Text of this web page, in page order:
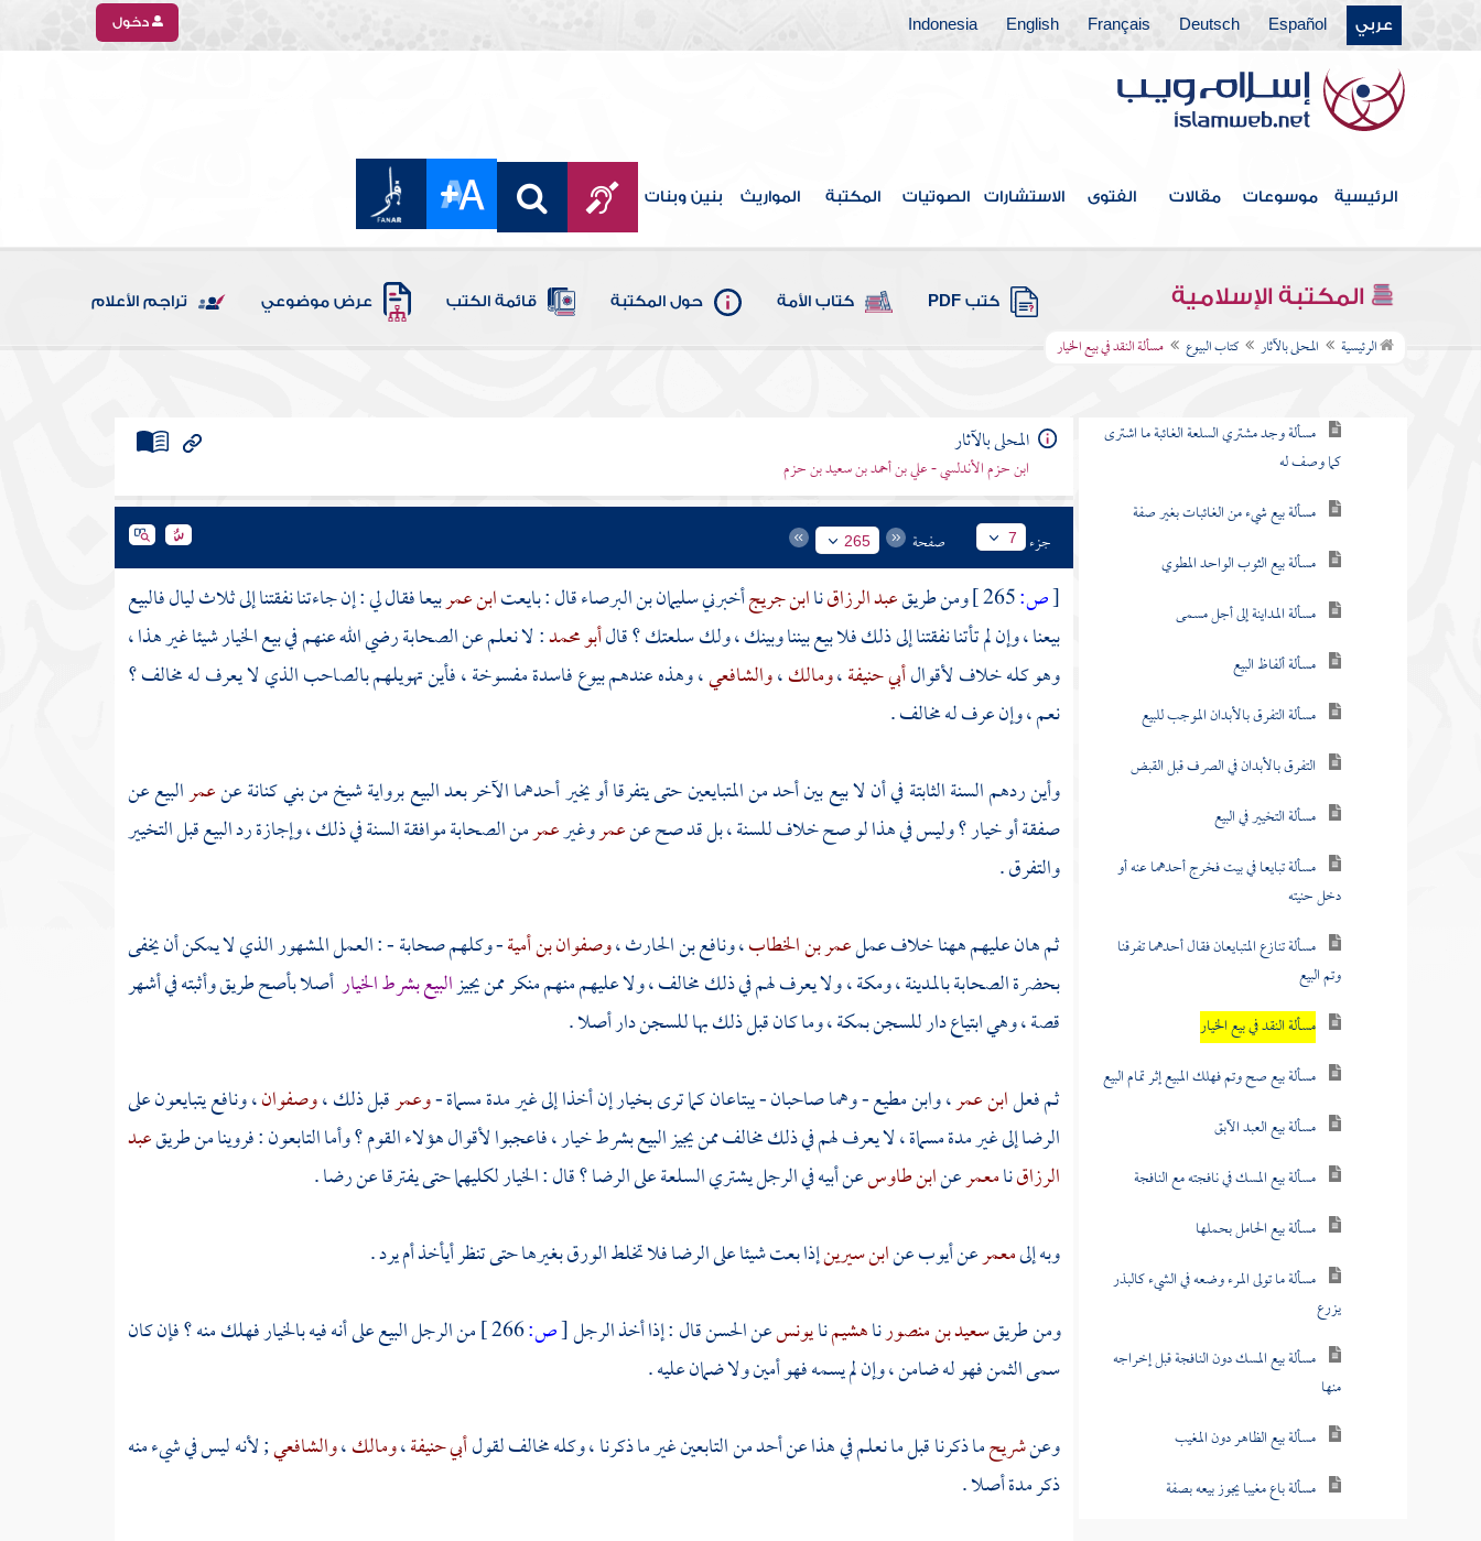
عربي Español
Deutsch
Français
English
Indonesia دخول
الرئيسية موسوعات مقالات الفتوى الاستشارات الصوتيات المكتبة المواريث بنين وبنات
المكتبة الإسلامية كتب PDF كتاب الأمة حول المكتبة قائمة الكتب عرض موضوعي تراجم الأعلام
الرئيسية المحلى بالآثار كتاب البيوع مسألة النقد في بيع الخيار
كتاب الإقرار
كتاب اللقطة والضالة والآبق
كتاب اللقيط
كتاب الوديعة
كتاب الحجر
كتاب الإكراه
كتاب البيوع
مسألة وجد مشتري السلعة الغائبة ما اشترى
كما وصف له
مسألة بيع شيء من الغائبات بغير صفة
مسألة بيع الثوب الواحد المطوي
مسألة المداينة إلى أجل مسمى
مسألة ألفاظ البيع
مسألة التفرق بالأبدان الموجب للبيع
التفرق بالأبدان في الصرف قبل القبض
مسألة التخيير في البيع
مسألة تبايعا في بيت فخرج أحدهما عنه أو
دخل حنيته
مسألة تنازع المتبايعان فقال أحدهما تفرقنا
وتم البيع
مسألة النقد في بيع الخيار
مسألة بيع صح وتم فهلك المبيع إثر تمام البيع
مسألة بيع العبد الآبق
مسألة بيع المسك في نافجته مع النافجة
مسألة بيع الحامل بحملها
مسألة ما تولى المرء وضعه في الشيء كالبذر
يزرع
مسألة بيع المسك دون النافجة قبل إخراجه
منها
مسألة بيع الظاهر دون المغيب
مسألة باع مغيبا يجوز بيعه بصفة
المحلى بالآثار
ابن حزم الأندلسي - علي بن أحمد بن سعيد بن حزم
جزء 7 صفحة 265
[ص: ومن طريقعبد الرزاقناابن جريجأخبرنيسليمان بن البرصاءقال : بايعتابن عمربيعا فقال لي : إن جاءتنا نفقتنا إلى ثلاث ليال فالبيع
بيعنا ، وإن لم تأتنا نفقتنا إلى ذلك فلا بيع بيننا وبينك ، ولك سلعتك ؟ قالأبو محمد: لا نعلم عن الصحابة رضي الله عنهم في بيع الخيار شيئا غير هذا ،
وهو كله خلاف لأقوالأبي حنيفة،ومالك،والشافعي، وهذه عندهم بيوع فاسدة مفسوخة ، فأين تهويلهم بالصاحب الذي لا يعرف له مخالف ؟
نعم ، وإن عرف له مخالف .
وأين ردهم السنة الثابتة في أن لا بيع بين أحد من المتبايعين حتى يتفرقا أو يخير أحدهما الآخر بعد البيع برواية شيخ منبني كنانةعنعمرالبيع عن
صفقة أو خيار ؟ وليس في هذا لو صح خلاف للسنة ، بل قد صح عنعمروغيرعمرمن الصحابة موافقة السنة في ذلك ، وإجازة رد البيع قبل التخيير
والتفرق .
ثم هان عليهم ههنا خلاف عملعمر بن الخطاب،ونافع بن الحارث،وصفوان بن أمية- وكلهم صحابة - : العمل المشهور الذي لا يمكن أن يخفى
بحضرة الصحابةبالمدينة،ومكة، ولا يعرف لهم في ذلك مخالف ، ولا عليهم منهم منكر ممن يجيزالبيع بشرط الخيارأصلا بأصح طريق وأثبته في أشهر
قصة ، وهي ابتياع دار للسجنبمكة، وما كان قبل ذلك بها للسجن دار أصلا .
ثم فعلابن عمر،وابن مطيع- وهما صاحبان - يبتاعان كما ترى بخيار إن أخذا إلى غير مدة مسماة -وعمرقبل ذلك ،وصفوان،ونافعيتبايعون على
الرضا إلى غير مدة مسماة ، لا يعرف لهم في ذلك مخالف ممن يجيز البيع بشرط خيار ، فاعجبوا لأقوال هؤلاء القوم ؟ وأما التابعون : فروينا من طريقعبد
الرزاقنامعمرعنابن طاوسعن أبيه في الرجل يشتري السلعة على الرضا ؟ قال : الخيار لكليهما حتى يفترقا عن رضا .
وبه إلىمعمرعنأيوبعنابن سيرينإذا بعت شيئا على الرضا فلا تخلط الورق بغيرها حتى تنظر أيأخذ أم يرد .
ومن طريقسعيد بن منصورناهشيمنايونسعنالحسنقال : إذا أخذ الرجل[ص:266 ]
من الرجل البيع على أنه فيه بالخيار فهلك منه ؟ فإن كان
سمى الثمن فهو له ضامن ، وإن لم يسمه فهو أمين ولا ضمان عليه .
وعنشريحما ذكرنا قبل ما نعلم في هذا عن أحد من التابعين غير ما ذكرنا ، وكله مخالف لقولأبي حنيفة،ومالك،والشافعي; لأنه ليس في شيء منه
ذكر مدة أصلا .